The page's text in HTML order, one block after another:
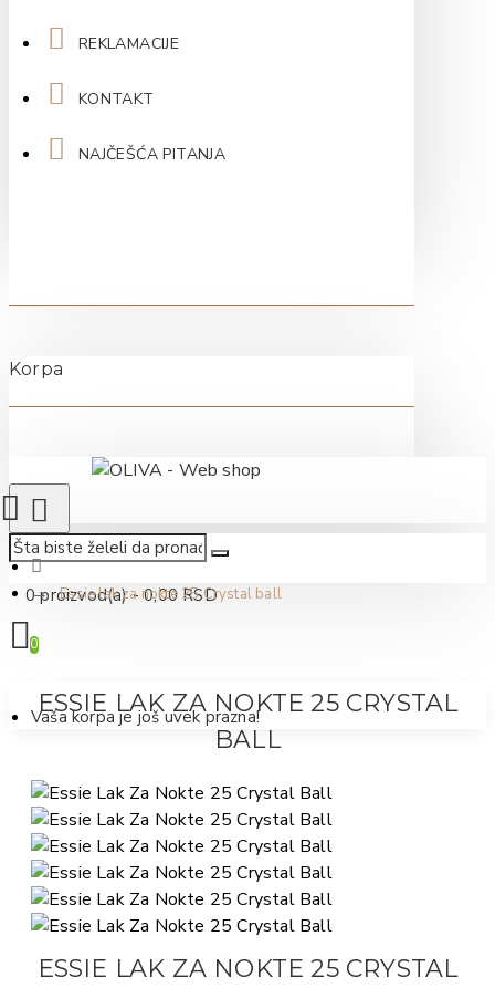
REKLAMACIJE
KONTAKT
NAJČEŠĆA PITANJA
Korpa
0 proizvod(a) - 0,00 RSD
0
Vaša korpa je još uvek prazna!
Essie lak za nokte 25 Crystal ball
ESSIE LAK ZA NOKTE 25 CRYSTAL
BALL
ESSIE LAK ZA NOKTE 25 CRYSTAL